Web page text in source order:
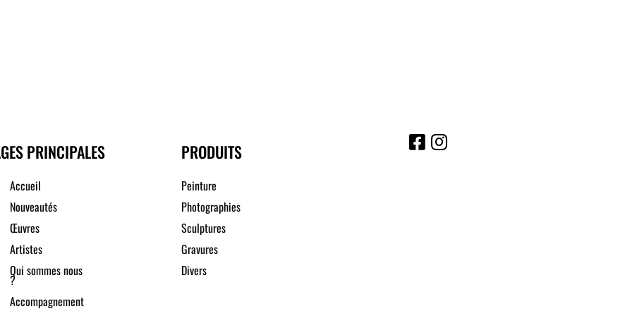
PRINCIPALES
Accueil
Nouveautés
Œuvres
Artistes
Qui sommes nous
?
Accompagnement
PRODUITS
Peinture
Photographies
Sculptures
Gravures
Divers